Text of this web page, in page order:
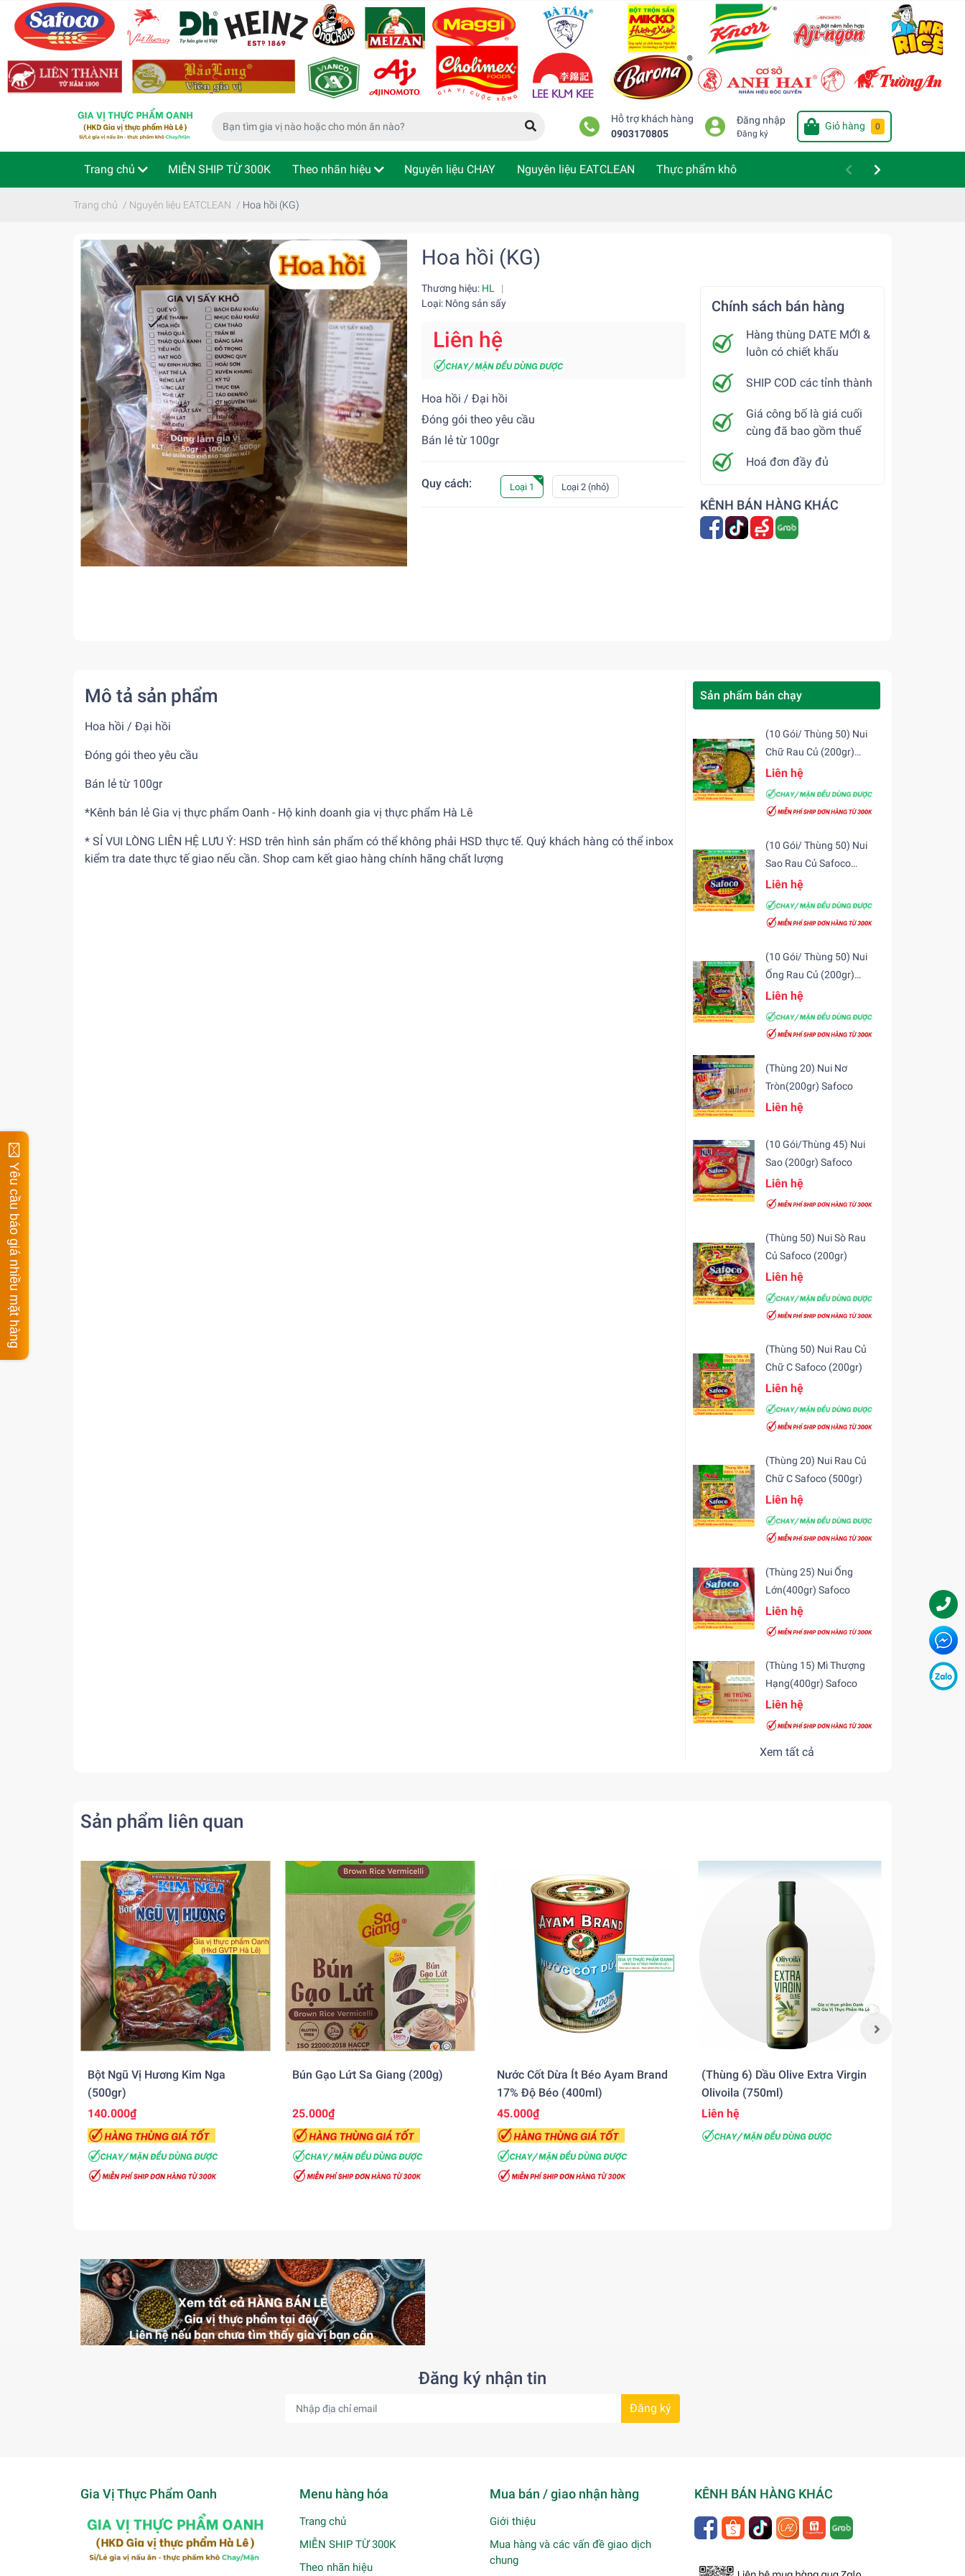
Hỗ trợ khách hàng
0903170805
Đăng nhập
Đăng ký
Giỏ hàng 0
Trang chủ MIỄN SHIP TỪ 300K Theo nhãn hiệu Nguyên liệu CHAY Nguyên liệu EATCLEAN Thực phẩm khô
Phù hợp cho bé Thực phẩm ăn liền
Trang chủ / Nguyên liệu EATCLEAN / Hoa hồi (KG)
Hoa hồi (KG)
Thương hiệu: HL
|
Loại: Nông sản sấy
Liên hệ
Hoa hồi / Đại hồi
Đóng gói theo yêu cầu
Bán lẻ từ 100gr
Quy cách: Loại 1 Loại 2 (nhỏ)
Chính sách bán hàng
Hàng thùng DATE MỚI &
luôn có chiết khấu
SHIP COD các tỉnh thành
Giá công bố là giá cuối
cùng đã bao gồm thuế
Hoá đơn đầy đủ
KÊNH BÁN HÀNG KHÁC
Mô tả sản phẩm
Hoa hồi / Đại hồi
Đóng gói theo yêu cầu
Bán lẻ từ 100gr
*Kênh bán lẻ Gia vị thực phẩm Oanh - Hộ kinh doanh gia vị thực phẩm Hà Lê
* SỈ VUI LÒNG LIÊN HỆ LƯU Ý: HSD trên hình sản phẩm có thể không phải HSD thực tế. Quý khách hàng có thể inbox
kiểm tra date thực tế giao nếu cần. Shop cam kết giao hàng chính hãng chất lượng
Sản phẩm bán chạy
(10 Gói/ Thùng 50) Nui
Chữ Rau Củ (200gr)
Safoco
Liên hệ
(10 Gói/ Thùng 50) Nui
Sao Rau Củ Safoco
(200gr)
Liên hệ
(10 Gói/ Thùng 50) Nui
Ống Rau Củ (200gr)
Safoco
Liên hệ
(Thùng 20) Nui Nơ
Tròn(200gr) Safoco
Liên hệ
(10 Gói/Thùng 45) Nui
Sao (200gr) Safoco
Liên hệ
(Thùng 50) Nui Sò Rau
Củ Safoco (200gr)
Liên hệ
(Thùng 50) Nui Rau Củ
Chữ C Safoco (200gr)
Liên hệ
(Thùng 20) Nui Rau Củ
Chữ C Safoco (500gr)
Liên hệ
(Thùng 25) Nui Ống
Lớn(400gr) Safoco
Liên hệ
(Thùng 15) Mì Thượng
Hạng(400gr) Safoco
Liên hệ
Xem tất cả
Sản phẩm liên quan
Bột Ngũ Vị Hương Kim Nga
(500gr)
140.000₫
Bún Gạo Lứt Sa Giang (200g)
25.000₫
Nước Cốt Dừa Ít Béo Ayam Brand
17% Độ Béo (400ml)
45.000₫
(Thùng 6) Dầu Olive Extra Virgin
Olivoila (750ml)
Liên hệ
Đăng ký nhận tin
Đăng ký
Gia Vị Thực Phẩm Oanh Menu hàng hóa
Trang chủ
MIỄN SHIP TỪ 300K
Theo nhãn hiệu
Mua bán / giao nhận hàng
Giới thiệu
Mua hàng và các vấn đề giao dịch
chung
KÊNH BÁN HÀNG KHÁC
Yêu cầu báo giá nhiều mặt hàng